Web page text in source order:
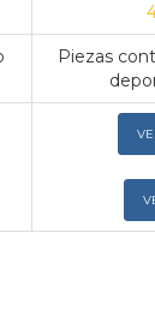
Piezas